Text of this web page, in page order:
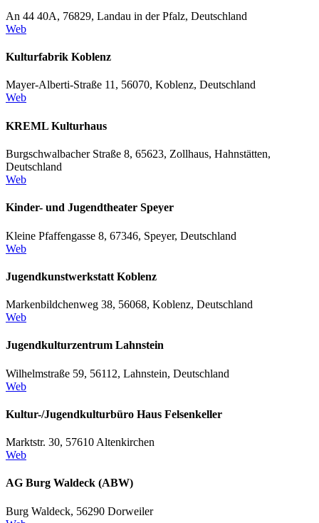
An 44 40A, 76829, Landau in der Pfalz, Deutschland
Web
Kulturfabrik Koblenz
Mayer-Alberti-Straße 11, 56070, Koblenz, Deutschland
Web
KREML Kulturhaus
Burgschwalbacher Straße 8, 65623, Zollhaus, Hahnstätten,
Deutschland
Web
Kinder- und Jugendtheater Speyer
Kleine Pfaffengasse 8, 67346, Speyer, Deutschland
Web
Jugendkunstwerkstatt Koblenz
Markenbildchenweg 38, 56068, Koblenz, Deutschland
Web
Jugendkulturzentrum Lahnstein
Wilhelmstraße 59, 56112, Lahnstein, Deutschland
Web
Kultur-/Jugendkulturbüro Haus Felsenkeller
Marktstr. 30, 57610 Altenkirchen
Web
AG Burg Waldeck (ABW)
Burg Waldeck, 56290 Dorweiler